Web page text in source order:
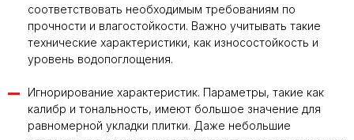
соответствовать необходимым требованиям по
прочности и влагостойкости. Важно учитывать такие
технические характеристики, как износостойкость и
уровень водопоглощения.
Игнорирование характеристик. Параметры, такие как
калибр и тональность, имеют большое значение для
равномерной укладки плитки. Даже небольшие